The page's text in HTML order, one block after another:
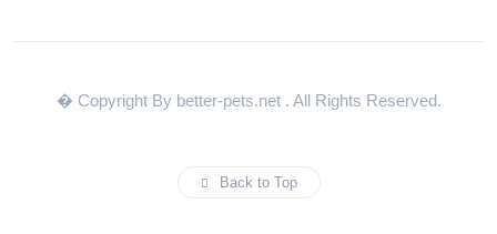
� Copyright By better-pets.net . All Rights Reserved.
Back to Top